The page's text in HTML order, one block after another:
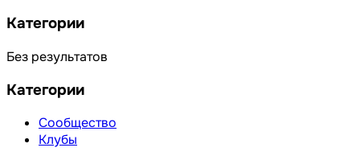
Категории
Без результатов
Категории
Сообщество
Клубы